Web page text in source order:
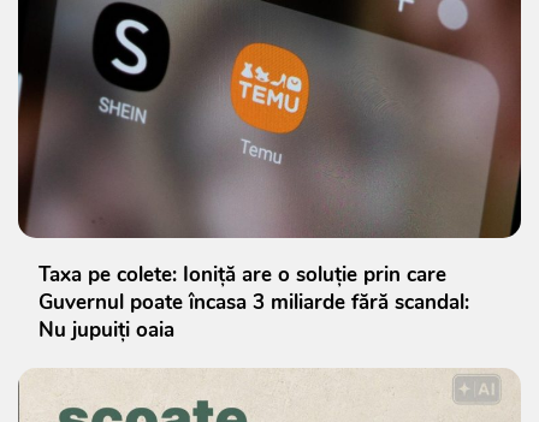
Taxa pe colete: Ioniță are o soluție prin care
Guvernul poate încasa 3 miliarde fără scandal:
Nu jupuiți oaia